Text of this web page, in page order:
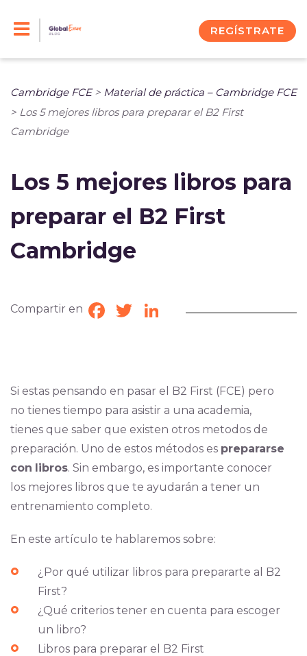
REGÍSTRATE
Cambridge FCE> Material de práctica – Cambridge FCE
> Los 5 mejores libros para preparar el B2 First
Cambridge
Los 5 mejores libros para
preparar el B2 First
Cambridge
Compartir en Facebook
TwitterLinkedIn
Si estas pensando en pasar el B2 First (FCE) pero
no tienes tiempo para asistir a una academia,
tienes que saber que existen otros metodos de
preparación. Uno de estos métodos es prepararse
con libros. Sin embargo, es importante conocer
los mejores libros que te ayudarán a tener un
entrenamiento completo.
En este artículo te hablaremos sobre:
¿Por qué utilizar libros para prepararte al B2
First?
¿Qué criterios tener en cuenta para escoger
un libro?
Libros para preparar el B2 First